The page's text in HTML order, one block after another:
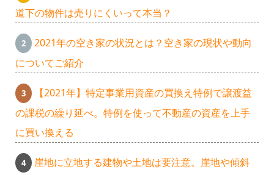
道下の物件は売りにくいって本当？
2021年の空き家の状況とは？空き家の現状や動向
についてご紹介
【2021年】特定事業用資産の買換え特例で譲渡益
の課税の繰り延べ。特例を使って不動産の資産を上手
に買い換える
崖地に立地する建物や土地は要注意。崖地や傾斜